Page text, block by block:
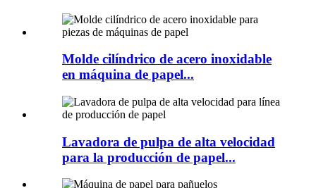
Molde cilíndrico de acero inoxidable
en máquina de papel...
Lavadora de pulpa de alta velocidad
para la producción de papel...